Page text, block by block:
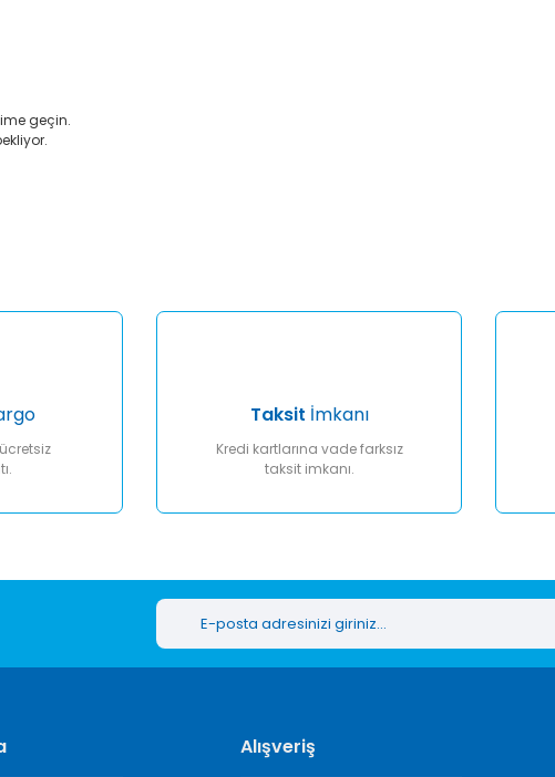
geçin.
Gönder
Taksit İmkanı
Kredi kartlarına vade farksız
taksit imkanı.
Alışveriş